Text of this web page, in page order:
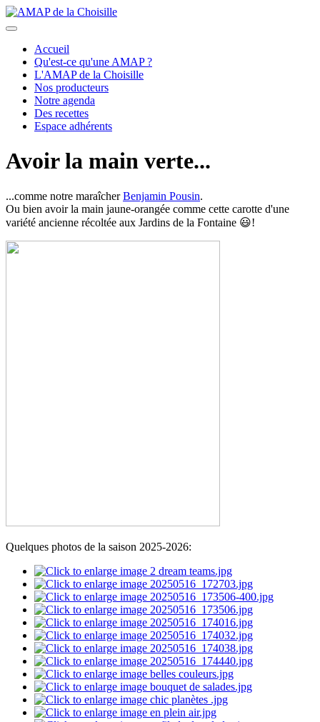
Accueil
Qu'est-ce qu'une AMAP ?
L'AMAP de la Choisille
Nos producteurs
Notre agenda
Des recettes
Espace adhérents
Avoir la main verte...
...comme notre maraîcherBenjamin Pousin.
Ou bien avoir la main jaune-orangée comme cette carotte d'une
variété ancienne récoltée aux Jardins de la Fontaine 😃!
Quelques photos de la saison 2025-2026:
précédent
suivant